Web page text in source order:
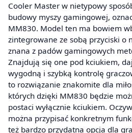
Cooler Master w nietypowy
budowy myszy gamingowej,
MM830. Model ten ma bowiem
zintegrowane ze sobą przyciski o
znana z padów gamingowych
Znajdują się one pod kciukiem,
wygodną i szybką kontrolę
to rozwiązanie znakomite dla
których dzięki MM830 będzie
postaci wyłącznie kciukiem.
można przypisać konkretnym
też bardzo przydatna opcja dla